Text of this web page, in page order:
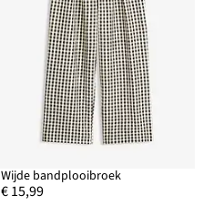
Wijde bandplooibroek
€ 15,99